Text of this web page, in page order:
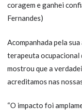
coragem e ganhei
Fernandes)
Acompanhada pela
terapeuta ocupacional
mostrou que a
acreditamos nas
“O impacto foi